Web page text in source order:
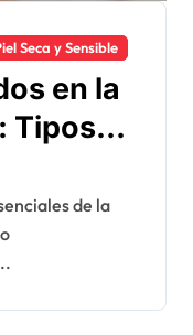
Seca y Sensible
en la
Tipos,